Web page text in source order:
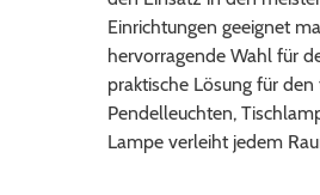
Einrichtungen geeignet
hervorragende Wahl für
praktische Lösung für
Pendelleuchten,
Lampe verleiht jedem